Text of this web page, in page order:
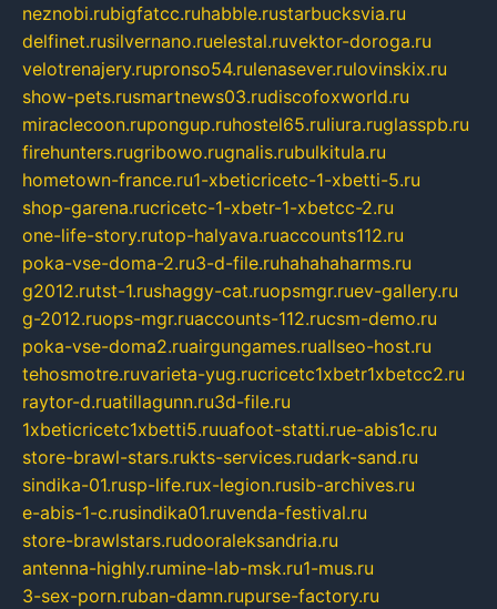
neznobi.rubigfatcc.ruhabble.rustarbucksvia.ru
delfinet.rusilvernano.ruelestal.ruvektor-doroga.ru
velotrenajery.rupronso54.rulenasever.rulovinskix.ru
show-pets.rusmartnews03.rudiscofoxworld.ru
miraclecoon.rupongup.ruhostel65.ruliura.ruglasspb.ru
firehunters.rugribowo.rugnalis.rubulkitula.ru
hometown-france.ru1-xbeticricetc-1-xbetti-5.ru
shop-garena.rucricetc-1-xbetr-1-xbetcc-2.ru
one-life-story.rutop-halyava.ruaccounts112.ru
poka-vse-doma-2.ru3-d-file.ruhahahaharms.ru
g2012.rutst-1.rushaggy-cat.ruopsmgr.ruev-gallery.ru
g-2012.ruops-mgr.ruaccounts-112.rucsm-demo.ru
poka-vse-doma2.ruairgungames.ruallseo-host.ru
tehosmotre.ruvarieta-yug.rucricetc1xbetr1xbetcc2.ru
raytor-d.ruatillagunn.ru3d-file.ru
1xbeticricetc1xbetti5.ruuafoot-statti.rue-abis1c.ru
store-brawl-stars.rukts-services.rudark-sand.ru
sindika-01.rusp-life.rux-legion.rusib-archives.ru
e-abis-1-c.rusindika01.ruvenda-festival.ru
store-brawlstars.rudooraleksandria.ru
antenna-highly.rumine-lab-msk.ru1-mus.ru
3-sex-porn.ruban-damn.rupurse-factory.ru